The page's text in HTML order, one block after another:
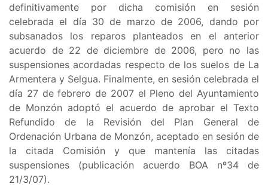
definitivamente por dicha comisión en sesión
celebrada el día 30 de marzo de 2006, dando por
subsanados los reparos planteados en el anterior
acuerdo de 22 de diciembre de 2006, pero no las
suspensiones acordadas respecto de los suelos de La
Armentera y Selgua. Finalmente, en sesión celebrada el
día 27 de febrero de 2007 el Pleno del Ayuntamiento
de Monzón adoptó el acuerdo de aprobar el Texto
Refundido de la Revisión del Plan General de
Ordenación Urbana de Monzón, aceptado en sesión de
la citada Comisión y que mantenía las citadas
suspensiones (publicación acuerdo BOA nº34 de
21/3/07).